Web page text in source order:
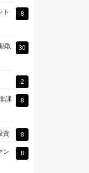
ト 8
取 30
2
課 8
資 8
ン 8